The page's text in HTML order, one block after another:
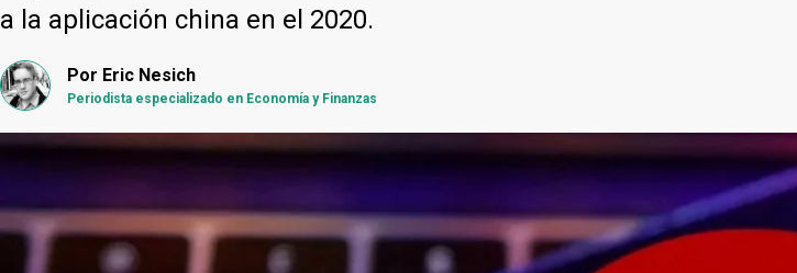
a la aplicación china en el 2020.
Por Eric Nesich
Periodista especializado en Economía y Finanzas